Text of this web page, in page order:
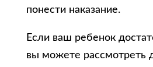
понести наказание.
Если ваш ребенок
вы можете рассмотреть